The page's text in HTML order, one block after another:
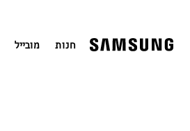
חנות מובייל